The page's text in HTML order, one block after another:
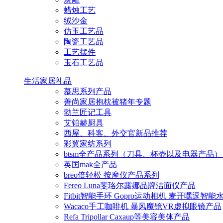
蜡烛工艺
绒沙金
仿玉工艺品
陶瓷工艺品
工艺摆件
玉石工艺品
生活家居礼品
慕思系列产品
善尚家居抱枕被猪年专题
勃兰匠记工具
艾铂赫厨具
西屋、科客、外交官新品推荐
彩翼家纺系列
btsm全产品系列（刀具、杯壶以及电器产品）
英国mak全产品
breo倍轻松 按摩仪产品系列
Fereo Luna斐珞尔露娜品牌洁面仪产品
Fitbit智能手环 Gopro运动相机 麦开嘿逗智能
Wacaco手工咖啡机 暴风魔镜VR虚拟眼镜产品
Refa Tripollar Caxaup等美容美体产品